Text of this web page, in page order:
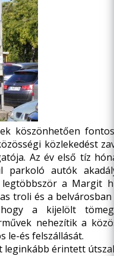
köszönhetően
közlekedést
Az év első tíz
parkoló autók
legtöbbször a Margit
troli és a
a kijelölt
nehezítik a
le-és felszállását.
leginkább érintett